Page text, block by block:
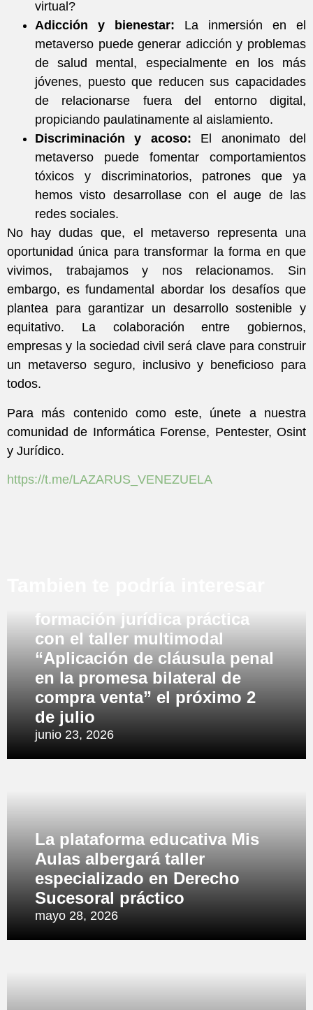
virtual?
Adicción y bienestar: La inmersión en el
metaverso puede generar adicción y problemas
de salud mental, especialmente en los más
jóvenes, puesto que reducen sus capacidades
de relacionarse fuera del entorno digital,
propiciando paulatinamente al aislamiento.
Discriminación y acoso: El anonimato del
metaverso puede fomentar comportamientos
tóxicos y discriminatorios, patrones que ya
hemos visto desarrollase con el auge de las
redes sociales.
No hay dudas que, el metaverso representa una
oportunidad única para transformar la forma en que
vivimos, trabajamos y nos relacionamos. Sin
embargo, es fundamental abordar los desafíos que
plantea para garantizar un desarrollo sostenible y
equitativo. La colaboración entre gobiernos,
empresas y la sociedad civil será clave para construir
un metaverso seguro, inclusivo y beneficioso para
todos.
Para más contenido como este, únete a nuestra
comunidad de Informática Forense, Pentester, Osint
y Jurídico.
https://t.me/LAZARUS_VENEZUELA
formación jurídica práctica
con el taller multimodal
“Aplicación de cláusula penal
en la promesa bilateral de
compra venta” el próximo 2
de julio
junio 23, 2026
La plataforma educativa Mis
Aulas albergará taller
especializado en Derecho
Sucesoral práctico
mayo 28, 2026